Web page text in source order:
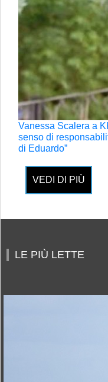
Vanessa Scalera a
senso di
di Eduardo”
VEDI DI PIÙ
LE PIÙ LETTE